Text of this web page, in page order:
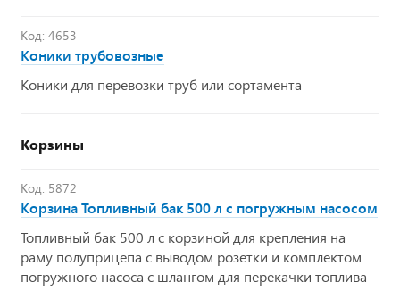
Код: 4653
Коники трубовозные
Коники для перевозки труб или сортамента
Корзины
Код: 5872
Корзина Топливный бак 500 л с погружным насосом
Топливный бак 500 л с корзиной для крепления на
раму полуприцепа с выводом розетки и комплектом
погружного насоса с шлангом для перекачки топлива